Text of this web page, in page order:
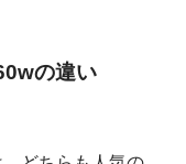
の違い